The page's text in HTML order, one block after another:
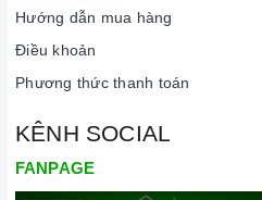
Hướng dẫn mua hàng
Điều khoản
Phương thức thanh toán
KÊNH SOCIAL
FANPAGE